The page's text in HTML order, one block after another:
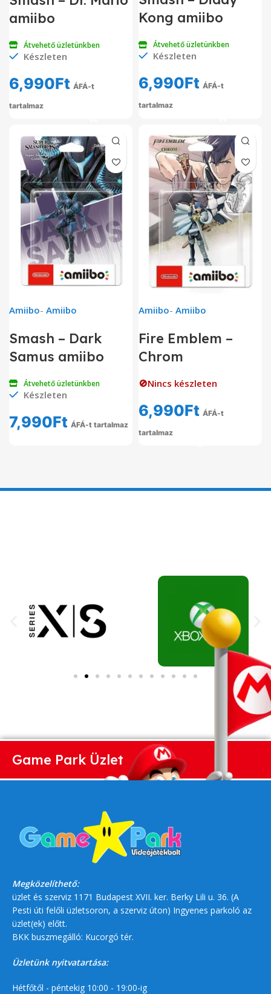
amiibo
Átvehető üzletünkben
Készleten
6,990Ft ÁFÁ-t
tartalmaz
Kong amiibo
Átvehető üzletünkben
Készleten
6,990Ft ÁFÁ-t
tartalmaz
Amiibo- Amiibo
Smash – Dark
Samus amiibo
Átvehető üzletünkben
Készleten
7,990Ft ÁFÁ-t tartalmaz
Amiibo- Amiibo
Fire Emblem –
Chrom
🚫Nincs készleten
6,990Ft ÁFÁ-t
tartalmaz
Game Park Üzlet
Megközelíthető:
üzlet és szerviz 1171 Budapest XVII. ker. Berky Lili u. 36. (A
Pesti úti felőli üzletsoron, a szerviz úton) Ingyenes parkoló az
üzlet(ek) előtt.
BKK buszmegálló: Kucorgó tér.
Üzletünk nyitvatartása:
Hétfőtől - péntekig 10:00 - 19:00-ig